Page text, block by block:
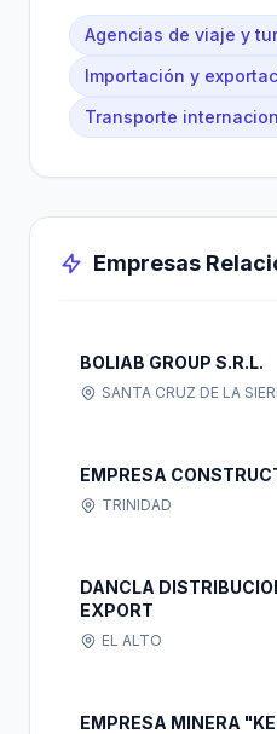
Agencias de viaje y
Importación y
Transporte
Empresas
BOLIAB GROUP S.R.L.
SANTA CRUZ DE LA
EMPRESA
TRINIDAD
DANCLA
EXPORT
EL ALTO
EMPRESA MINERA